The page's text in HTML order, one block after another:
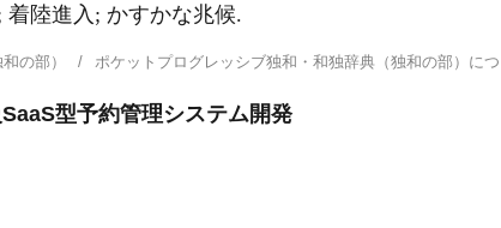
陸進入; かすかな兆候.
の部） ポケットプログレッシブ独和・和独辞典（独和の部）
型予約管理システム開発